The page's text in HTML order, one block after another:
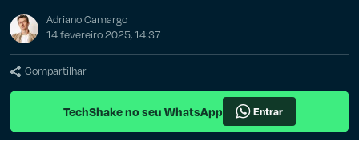
Adriano Camargo
14 fevereiro 2025, 14:37
Compartilhar
TechShake no seu WhatsApp Entrar